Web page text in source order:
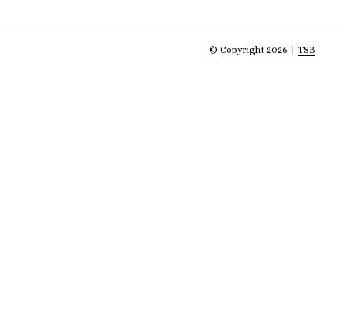
© Copyright 2026 | TSB